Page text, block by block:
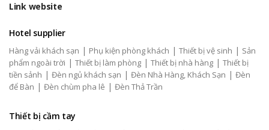
Link website
Hotel supplier
Hàng vải khách sạn | Phụ kiện phòng khách | Thiết bị vệ sinh | Sản
phẩm ngoài trời | Thiết bị làm phòng | Thiết bị nhà hàng | Thiết bị
tiền sảnh | Đèn ngủ khách sạn | Đèn Nhà Hàng, Khách Sạn | Đèn
để Bàn | Đèn chùm pha lê | Đèn Thả Trần
Thiết bị cầm tay